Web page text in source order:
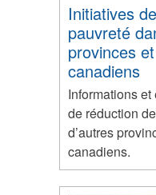
Initiatives
pauvreté
provinces
canadiens
Informations
de réduction
d’autres
canadiens.